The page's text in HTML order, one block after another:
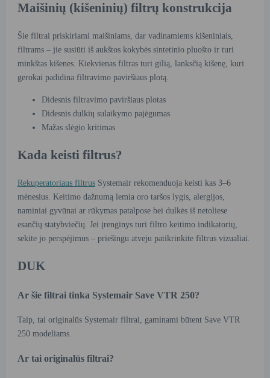
Maišinių (kišeninių) filtrų konstrukcija
Šie filtrai priskiriami maišiniams, dar vadinamiems kišeniniais,
filtrams – jie susiūti iš aukštos kokybės sintetinio pluošto ir turi
minkštas kišenes. Kiekvienas filtras turi gilią, lanksčią kišenę, kuri
gerokai padidina filtravimo paviršiaus plotą.
Didesnis filtravimo paviršiaus plotas
Didesnis dulkių sulaikymo pajėgumas
Mažas slėgio kritimas
Kada keisti filtrus?
Rekuperatoriaus filtrus Systemair rekomenduoja keisti kas 3–6
mėnesius. Keitimo dažnumą lemia oro taršos lygis, alergijos,
naminiai gyvūnai ar rūkymas patalpose bei dulkės iš netoliese
esančių statybviečių. Jei įrenginys turi filtro keitimo indikatorių,
sekite jo perspėjimus – priešingu atveju patikrinkite filtrus vizualiai.
DUK
Ar šie filtrai tinka Systemair Save VTR 250?
Taip, tai originalūs Systemair filtrai, gaminami būtent Save VTR
250 modeliams.
Ar tai originalūs filtrai?